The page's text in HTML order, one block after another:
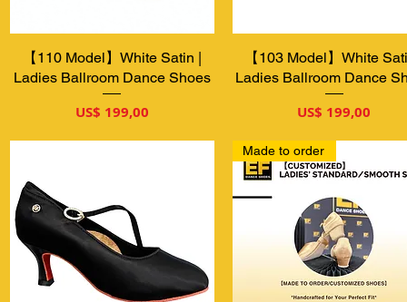
Visualização rápida
【110 Model】White Satin |
Ladies Ballroom Dance Shoes
Preço
US$ 199,00
Visualização rápida
【103 Model】White
Ladies Ballroom Dance
Preço
US$ 199,00
Made to order